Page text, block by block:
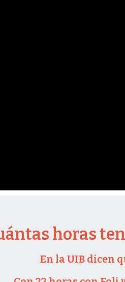
horas
En la UIB dicen